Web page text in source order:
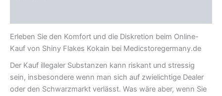
Erleben Sie den Komfort und die Diskretion beim Online-
Kauf von Shiny Flakes Kokain bei Medicstoregermany.de
Der Kauf illegaler Substanzen kann riskant und stressig
sein, insbesondere wenn man sich auf zwielichtige Dealer
oder den Schwarzmarkt verlässt. Was wäre aber, wenn Sie